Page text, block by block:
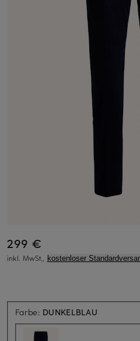
299 €
inkl. MwSt., kostenloser
Farbe: DUNKELBLAU